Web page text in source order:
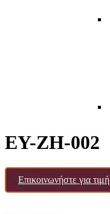
EY-ZH-002
Επικοινωνήστε για τιμή